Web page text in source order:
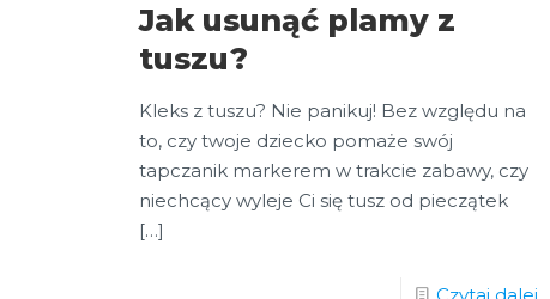
Jak usunąć plamy z
tuszu?
Kleks z tuszu? Nie panikuj! Bez względu na
to, czy twoje dziecko pomaże swój
tapczanik markerem w trakcie zabawy, czy
niechcący wyleje Ci się tusz od pieczątek
[…]